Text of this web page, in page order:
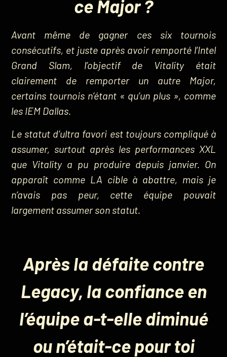
ce Major ?
Avant même de gagner ces six tournois
consécutifs, et juste après avoir remporté l’Intel
Grand Slam, l’objectif de Vitality était
clairement de remporter un autre Major,
certains tournois n’étant « qu’un plus », comme
les IEM Dallas.
Le statut d’ultra favori est toujours compliqué à
assumer, surtout après les performances XXL
que Vitality a pu produire depuis janvier. On
apparaît comme LA cible à abattre, mais je
n’avais pas peur, cette équipe pouvait
largement assumer son statut.
Après la défaite contre
Legacy, la confiance en
l’équipe a-t-elle diminué
ou n’était-ce pour toi